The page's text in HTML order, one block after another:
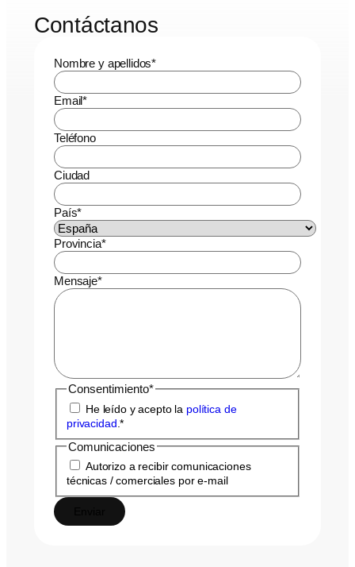
Contáctanos
Nombre y apellidos*
Email*
Teléfono
Ciudad
País*
Provincia*
Mensaje*
Consentimiento*
He leído y acepto la política de
privacidad .*
Comunicaciones
Autorizo a recibir comunicaciones
técnicas / comerciales por e-mail